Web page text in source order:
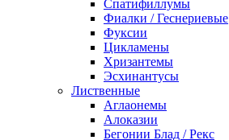
Спатифиллумы
Фиалки / Геснериевые
Фуксии
Цикламены
Хризантемы
Эсхинантусы
Лиственные
Аглаонемы
Алоказии
Бегонии Блад / Рекс